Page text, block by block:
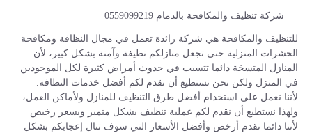
شركة تنظيف والمكافحة بالدمام 0559099219
للتنظيف والمكافحة هي شركة رائدة تعمل في مجال النظافة ومكافحة
الحشرات المنزلية حتى تجعل منازلكم نظيفة وآمنة بشكل كبير، لأن
المنازل المتسخة دائما تتسبب في حدوث أمراض كثيرة لكل الموجودين
في المنزل ولكن نحن نستطيع أن نقدم لكم أفضل خدمات النظافة.
لأننا نعمل على استخدام أفضل طرق التنظيف للمنازل ولأماكن العمل،
ولهذا نستطيع أن نقدم لكم عملية تنظيف بشكل متميز وبسعر رخيص
لأننا دائما نقدم أرخص وأفضل الأسعار التي سوف تنال إعجابكم بشكل